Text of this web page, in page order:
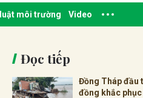
luật môi trường Video
Đọc tiếp
Đồng Tháp đầu
đồng khắc